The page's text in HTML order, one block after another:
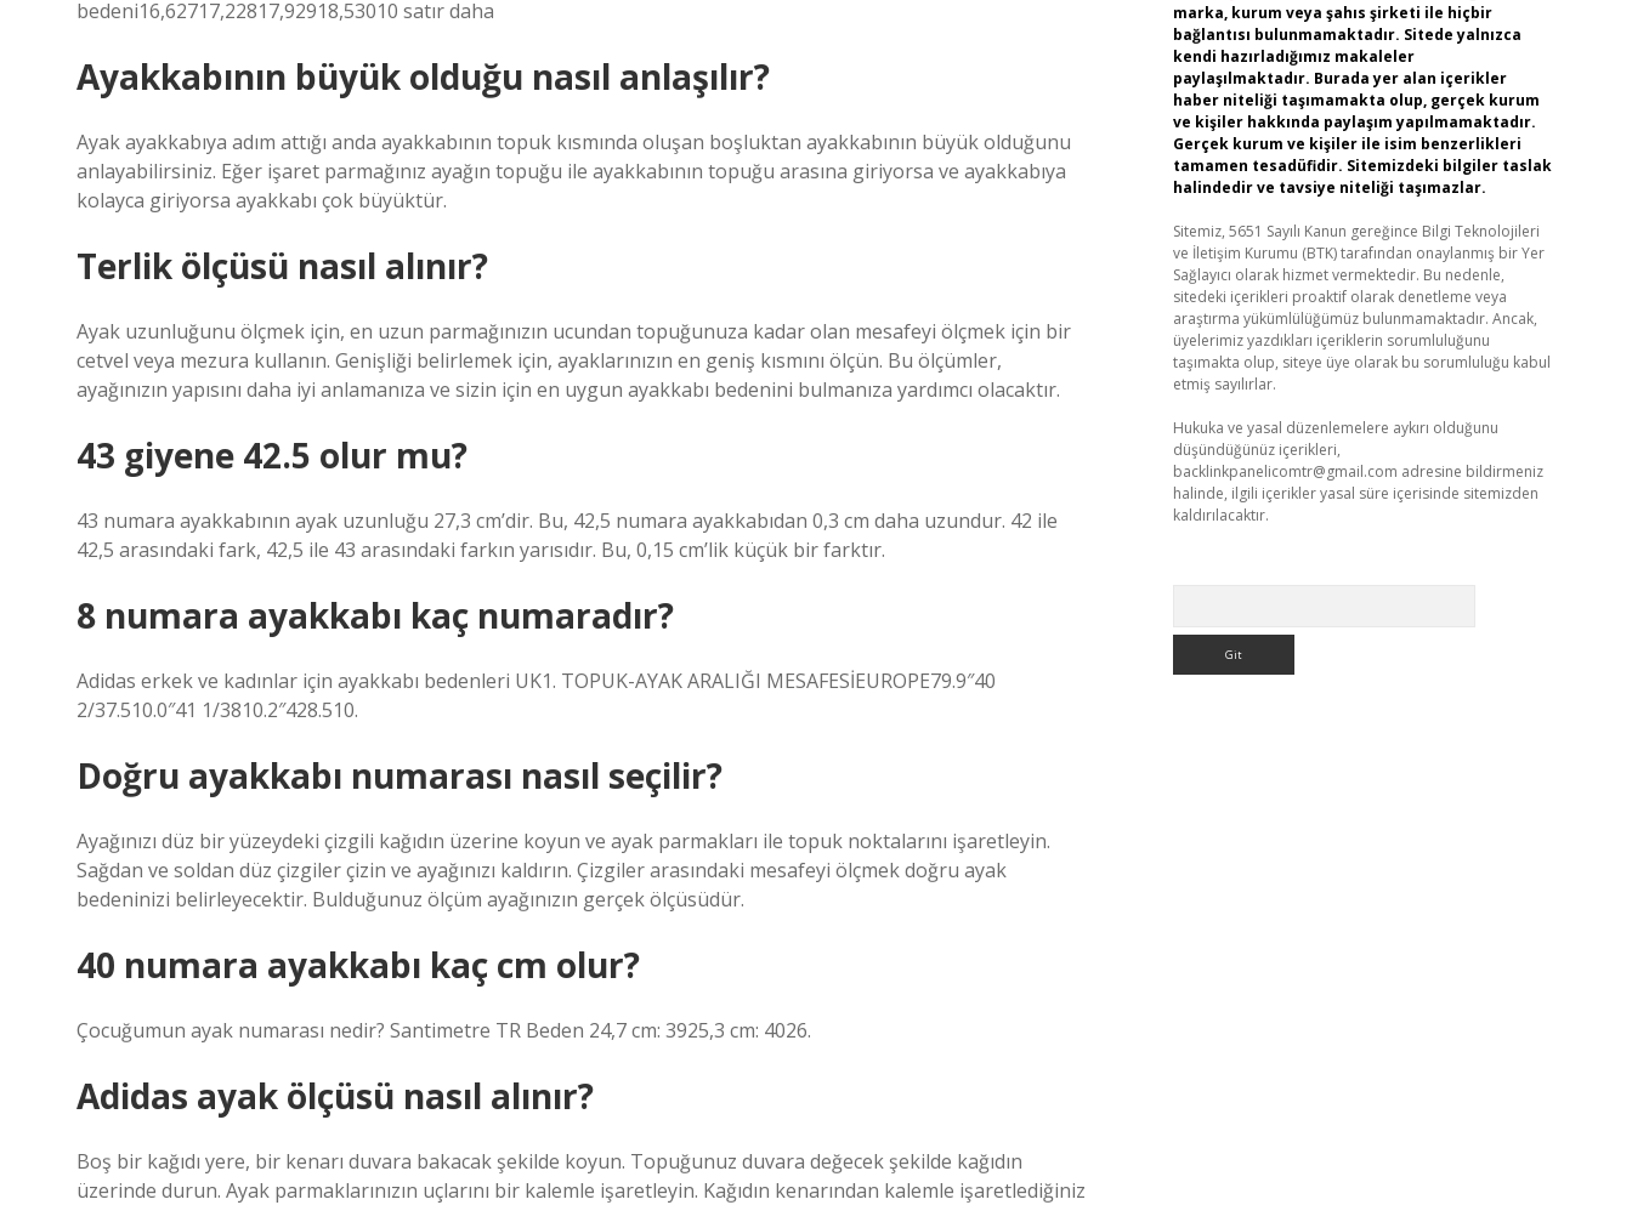
bedeni16,62717,22817,92918,53010 satır daha
Ayakkabının büyük olduğu nasıl anlaşılır?
Ayak ayakkabıya adım attığı anda ayakkabının topuk kısmında oluşan boşluktan ayakkabının büyük olduğunu
anlayabilirsiniz. Eğer işaret parmağınız ayağın topuğu ile ayakkabının topuğu arasına giriyorsa ve ayakkabıya
kolayca giriyorsa ayakkabı çok büyüktür.
Terlik ölçüsü nasıl alınır?
Ayak uzunluğunu ölçmek için, en uzun parmağınızın ucundan topuğunuza kadar olan mesafeyi ölçmek için bir
cetvel veya mezura kullanın. Genişliği belirlemek için, ayaklarınızın en geniş kısmını ölçün. Bu ölçümler,
ayağınızın yapısını daha iyi anlamanıza ve sizin için en uygun ayakkabı bedenini bulmanıza yardımcı olacaktır.
43 giyene 42.5 olur mu?
43 numara ayakkabının ayak uzunluğu 27,3 cm’dir. Bu, 42,5 numara ayakkabıdan 0,3 cm daha uzundur. 42 ile
42,5 arasındaki fark, 42,5 ile 43 arasındaki farkın yarısıdır. Bu, 0,15 cm’lik küçük bir farktır.
8 numara ayakkabı kaç numaradır?
Adidas erkek ve kadınlar için ayakkabı bedenleri UK1. TOPUK-AYAK ARALIĞI MESAFESİEUROPE79.9″40
2/37.510.0″41 1/3810.2″428.510.
Doğru ayakkabı numarası nasıl seçilir?
Ayağınızı düz bir yüzeydeki çizgili kağıdın üzerine koyun ve ayak parmakları ile topuk noktalarını işaretleyin.
Sağdan ve soldan düz çizgiler çizin ve ayağınızı kaldırın. Çizgiler arasındaki mesafeyi ölçmek doğru ayak
bedeninizi belirleyecektir. Bulduğunuz ölçüm ayağınızın gerçek ölçüsüdür.
40 numara ayakkabı kaç cm olur?
Çocuğumun ayak numarası nedir? Santimetre TR Beden 24,7 cm: 3925,3 cm: 4026.
Adidas ayak ölçüsü nasıl alınır?
Boş bir kağıdı yere, bir kenarı duvara bakacak şekilde koyun. Topuğunuz duvara değecek şekilde kağıdın
üzerinde durun. Ayak parmaklarınızın uçlarını bir kalemle işaretleyin. Kağıdın kenarından kalemle işaretlediğiniz
marka, kurum veya şahıs şirketi ile hiçbir
bağlantısı bulunmamaktadır. Sitede yalnızca
kendi hazırladığımız makaleler
paylaşılmaktadır. Burada yer alan içerikler
haber niteliği taşımamakta olup, gerçek kurum
ve kişiler hakkında paylaşım yapılmamaktadır.
Gerçek kurum ve kişiler ile isim benzerlikleri
tamamen tesadüfidir. Sitemizdeki bilgiler taslak
halindedir ve tavsiye niteliği taşımazlar.
Sitemiz, 5651 Sayılı Kanun gereğince Bilgi Teknolojileri
ve İletişim Kurumu (BTK) tarafından onaylanmış bir Yer
Sağlayıcı olarak hizmet vermektedir. Bu nedenle,
sitedeki içerikleri proaktif olarak denetleme veya
araştırma yükümlülüğümüz bulunmamaktadır. Ancak,
üyelerimiz yazdıkları içeriklerin sorumluluğunu
taşımakta olup, siteye üye olarak bu sorumluluğu kabul
etmiş sayılırlar.
Hukuka ve yasal düzenlemelere aykırı olduğunu
düşündüğünüz içerikleri,
backlinkpanelicomtr@gmail.com adresine bildirmeniz
halinde, ilgili içerikler yasal süre içerisinde sitemizden
kaldırılacaktır.